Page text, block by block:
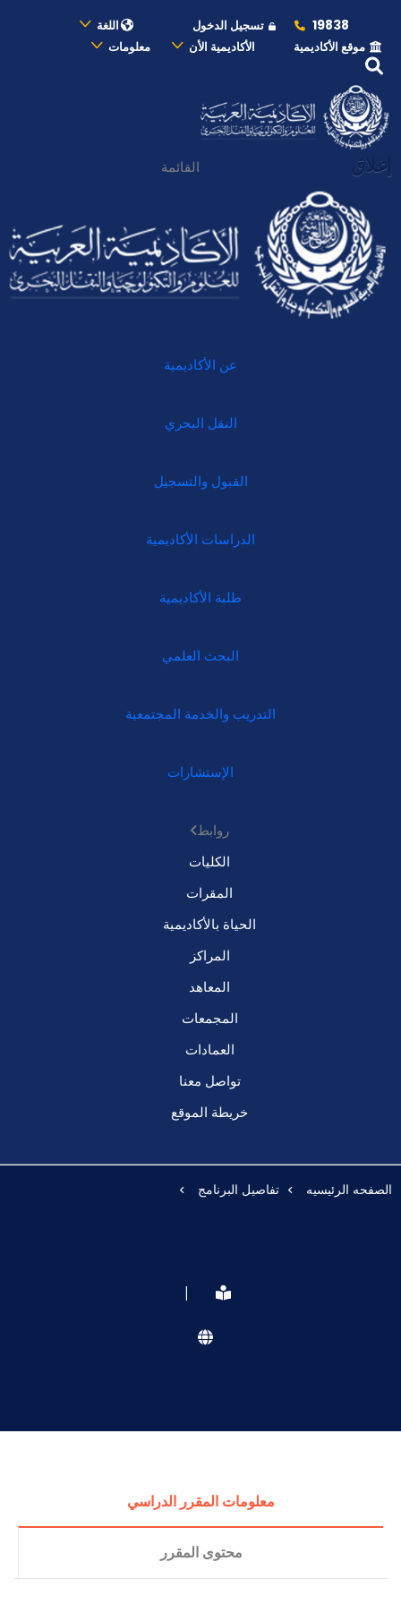
19838 تسجيل الدخول
اللغة
موقع الأكاديمية
الأكاديمية الأن معلومات
إغلاق القائمة
عن الأكاديمية
النقل البحري
القبول والتسجيل
الدراسات الأكاديمية
طلبة الأكاديمية
البحث العلمي
التدريب والخدمة المجتمعية
الإستشارات
روابط
الكليات
المقرات
الحياة بالأكاديمية
المراكز
المعاهد
المجمعات
العمادات
تواصل معنا
خريطة الموقع
الصفحه الرئيسيه تفاصيل البرنامج
|
معلومات المقرر الدراسي
محتوى المقرر